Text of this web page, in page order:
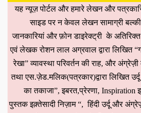
यह न्यूज़ पोर्टल और हमारे लेखन और
साइड पर न केवल लेखन सामाग्री
जानकारियां और फ़ोन डाइरेक्ट्री के
एवं लेखक रोशन लाल अग्रवाल द्वारा लिखित
रेखा” व्यावस्था परिवर्तन की राह, और
तथा एस.ज़ेड.मलिक(पत्रकार)द्वारा लिखित
का तकाजा”, इबरत,प्रेरणा, Inspiration
पुस्तक इक़्तेसादी निज़ाम “, हिंदी उर्दू और